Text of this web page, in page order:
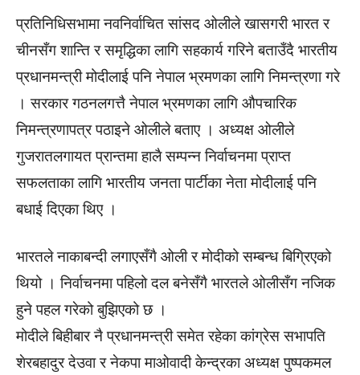
प्रतिनिधिसभामा नवनिर्वाचित सांसद ओलीले खासगरी भारत र
चीनसँग शान्ति र समृद्धिका लागि सहकार्य गरिने बताउँदै भारतीय
प्रधानमन्त्री मोदीलाई पनि नेपाल भ्रमणका लागि निमन्त्रणा गरे
। सरकार गठनलगत्तै नेपाल भ्रमणका लागि औपचारिक
निमन्त्रणापत्र पठाइने ओलीले बताए । अध्यक्ष ओलीले
गुजरातलगायत प्रान्तमा हालै सम्पन्न निर्वाचनमा प्राप्त
सफलताका लागि भारतीय जनता पार्टीका नेता मोदीलाई पनि
बधाई दिएका थिए ।
भारतले नाकाबन्दी लगाएसँगै ओली र मोदीको सम्बन्ध बिग्रिएको
थियो । निर्वाचनमा पहिलो दल बनेसँगै भारतले ओलीसँग नजिक
हुने पहल गरेको बुझिएको छ ।
मोदीले बिहीबार नै प्रधानमन्त्री समेत रहेका कांग्रेस सभापति
शेरबहादुर देउवा र नेकपा माओवादी केन्द्रका अध्यक्ष पुष्पकमल